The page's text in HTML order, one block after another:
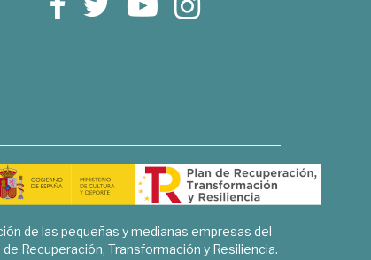
de las pequeñas y medianas empresas del
Recuperación, Transformación y Resiliencia.